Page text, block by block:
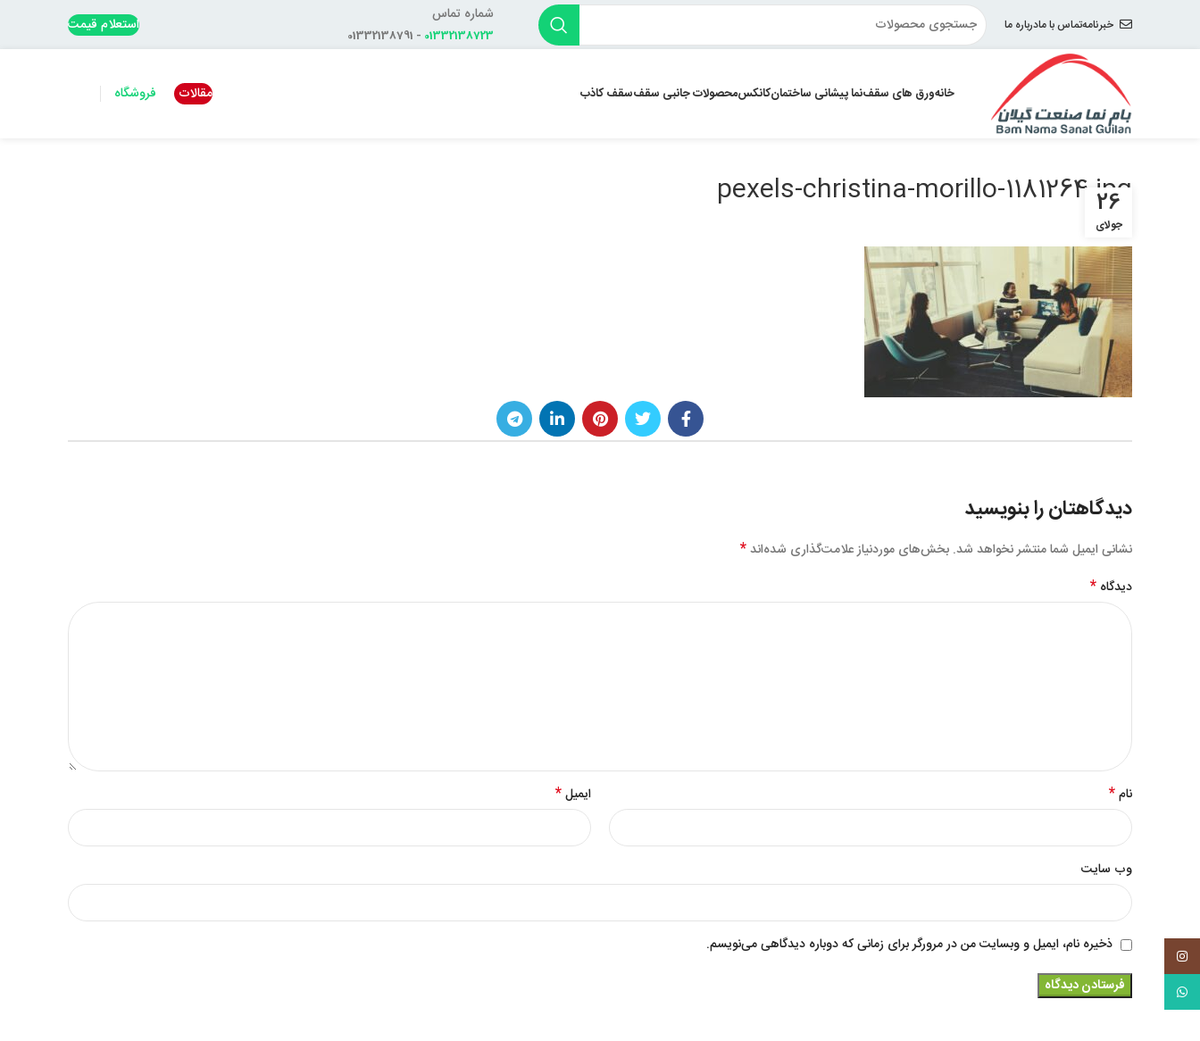
خبرنامهتماس با مادرباره ما شماره تماس
01332138723
- 01332138791 استعلام قیمت
خانهورق های سقفنما پیشانی ساختمانکانکسمحصولات جانبی سقفسقف کاذب مقالات فروشگاه
pexels-christina-morillo-1181264.jpg
26
جولای
دیدگاهتان را بنویسید
نشانی ایمیل شما منتشر نخواهد شد. بخش‌های موردنیاز علامت‌گذاری شده‌اند*
دیدگاه *
نام* ایمیل*
وب‌ سایت
ذخیره نام، ایمیل و وبسایت من در مرورگر برای زمانی که دوباره دیدگاهی می‌نویسم.
Instagram
WhatsApp